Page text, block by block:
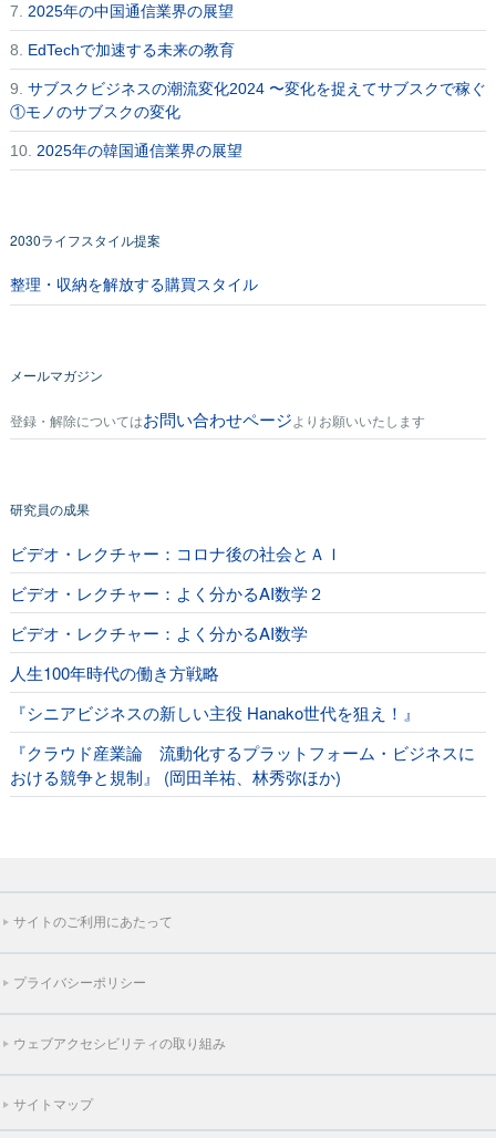
7. 2025年の中国通信業界の展望
8. EdTechで加速する未来の教育
9. サブスクビジネスの潮流変化2024 〜変化を捉えてサブスクで稼ぐ
①モノのサブスクの変化
10. 2025年の韓国通信業界の展望
2030ライフスタイル提案
整理・収納を解放する購買スタイル
メールマガジン
登録・解除についてはお問い合わせページ よりお願いいたします
研究員の成果
ビデオ・レクチャー：コロナ後の社会とＡＩ
ビデオ・レクチャー：よく分かるAI数学２
ビデオ・レクチャー：よく分かるAI数学
人生100年時代の働き方戦略
『シニアビジネスの新しい主役 Hanako世代を狙え！』
『クラウド産業論 流動化するプラットフォーム・ビジネスに
おける競争と規制』 (岡田羊祐、林秀弥ほか)
サイトのご利用にあたって
プライバシーポリシー
ウェブアクセシビリティの取り組み
サイトマップ